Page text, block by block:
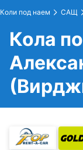
Коли под наем САЩ
Кола